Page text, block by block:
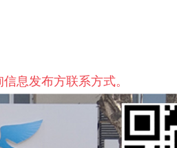
息发布方联系方式。